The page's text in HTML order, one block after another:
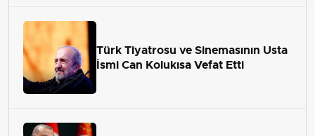
Türk Tiyatrosu ve Sinemasının Usta
İsmi Can Kolukısa Vefat Etti